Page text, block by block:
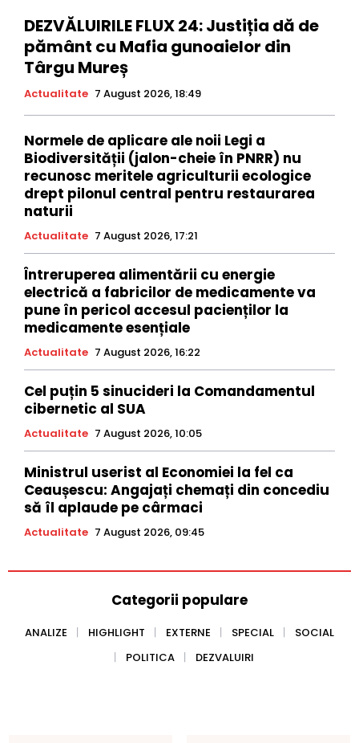
DEZVĂLUIRILE FLUX 24: Justiția dă de
pământ cu Mafia gunoaielor din
Târgu Mureș
Actualitate 7 August 2026, 18:49
Normele de aplicare ale noii Legi a
Biodiversității (jalon-cheie în PNRR) nu
recunosc meritele agriculturii ecologice
drept pilonul central pentru restaurarea
naturii
Actualitate 7 August 2026, 17:21
Întreruperea alimentării cu energie
electrică a fabricilor de medicamente va
pune în pericol accesul pacienților la
medicamente esențiale
Actualitate 7 August 2026, 16:22
Cel puțin 5 sinucideri la Comandamentul
cibernetic al SUA
Actualitate 7 August 2026, 10:05
Ministrul userist al Economiei la fel ca
Ceaușescu: Angajați chemați din concediu
să îl aplaude pe cârmaci
Actualitate 7 August 2026, 09:45
Categorii populare
ANALIZE HIGHLIGHT EXTERNE SPECIAL
SOCIAL
POLITICA
DEZVALUIRI